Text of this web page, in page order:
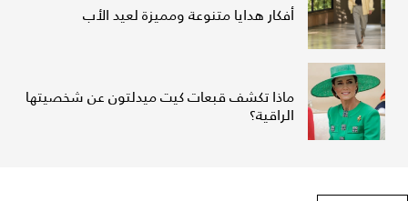
أفكار هدايا متنوعة ومميزة لعيد الأب
ماذا تكشف قبعات كيت ميدلتون عن شخصيتها
الراقية؟